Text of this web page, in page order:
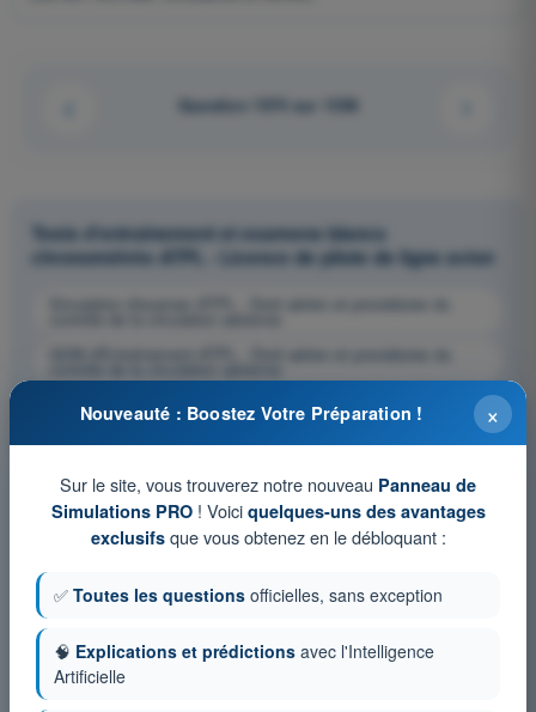
Question 1074 sur 1358
Tests d'entraînement et examens blancs
chronométrés ATPL - Licence de pilote de ligne avion
Simulation d'examen ATPL - Droit aérien et procédures du
QCM d'Entraînement ATPL - Droit aérien et procédures du
Examen en PDF ATPL - Droit aérien et procédures du contrôle
de la circulation aérienne ×
Nouveauté : Boostez Votre Préparation !
Sur le site, vous trouverez notre nouveau Panneau de
Simulations PRO! Voici quelques-uns des avantages
exclusifsque vous obtenez en le débloquant :
✅ Toutes les questions officielles, sans exception
🧠 Explications et prédictions avec l'Intelligence
Artificielle